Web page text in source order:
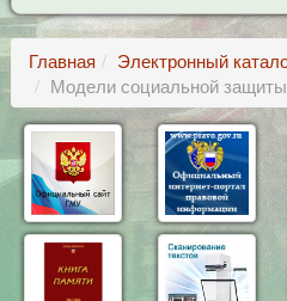
Главная
Электронный
Модели социальной